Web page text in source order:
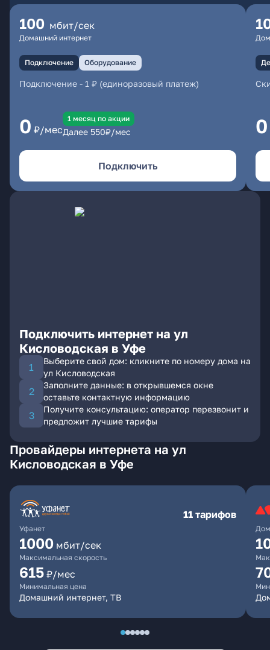
100 мбит/сек
Домашний интернет
Подключение Оборудование
Подключение - 1 ₽ (единоразовый платеж)
0 ₽/мес
1 месяц по акции
Далее 550₽/мес
Подключить
0
Подключить интернет на ул
Кисловодская в Уфе
Выберите свой дом: кликните по номеру дома на
ул Кисловодская
Заполните данные: в открывшемся окне
оставьте контактную информацию
Получите консультацию: оператор перезвонит и
предложит лучшие тарифы
Провайдеры интернета на ул
Кисловодская в Уфе
Уфанет
11 тарифов
1000 мбит/сек
Максимальная скорость
615 ₽/мес
Минимальная цена
Домашний интернет, ТВ